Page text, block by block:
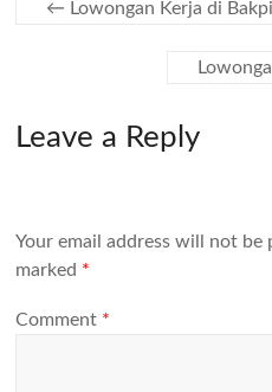
← Lowongan Kerja di
Leave a Reply
Your email address will not be
marked *
Comment *